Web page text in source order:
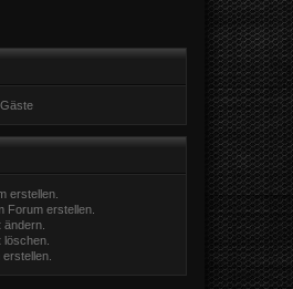
erstellen.
Forum erstellen.
ändern.
löschen.